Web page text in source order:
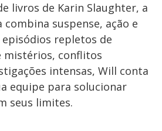
livros de Karin Slaughter, a
suspense, ação e
repletos de
mistérios, conflitos
intensas, Will conta
equipe para solucionar
seus limites.